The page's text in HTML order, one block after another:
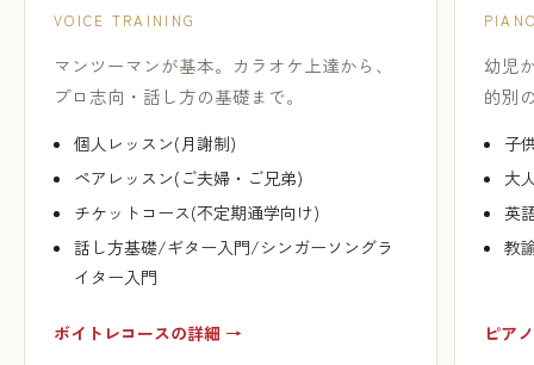
VOICE TRAINING
マンツーマンが基本。カラオケ上達から、
プロ志向・話し方の基礎まで。
個人レッスン(月謝制)
ペアレッスン(ご夫婦・ご兄弟)
チケットコース(不定期通学向け)
話し方基礎/ギター入門/シンガーソングラ
イター入門
ボイトレコースの詳細 →
幼児
的別
子
大
英
教
ピア